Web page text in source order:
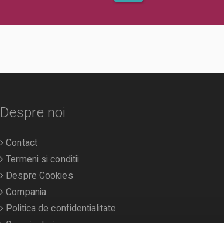
Despre noi
Contact
Termeni si conditii
Despre Cookies
Compania
Politica de confidentialitate
Organizatori